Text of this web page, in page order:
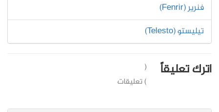
فنرير (Fenrir)
تيليستو (Telesto)
اترك تعليقاً
(
) تعليقات